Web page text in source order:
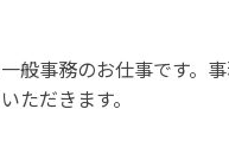
般事務のお仕事です。
ただきます。